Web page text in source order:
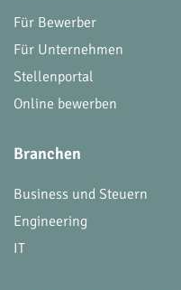
Für Bewerber
Für Unternehmen
Stellenportal
Online bewerben
Branchen
Business und Steuern
Engineering
IT